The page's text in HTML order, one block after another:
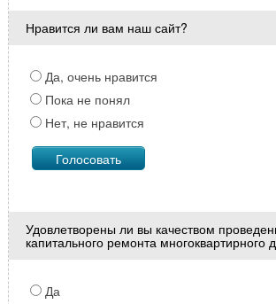
Нравится ли вам наш сайт?
Да, очень нравится
Пока не понял
Нет, не нравится
Удовлетворены ли вы качеством
капитального ремонта многоквартирного
Да